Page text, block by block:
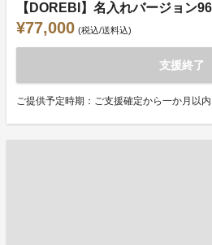
【DOREBI】名入れバージョン
¥77,000 (税込/送料込)
支援終了
ご提供予定時期：ご支援確定から一か月以